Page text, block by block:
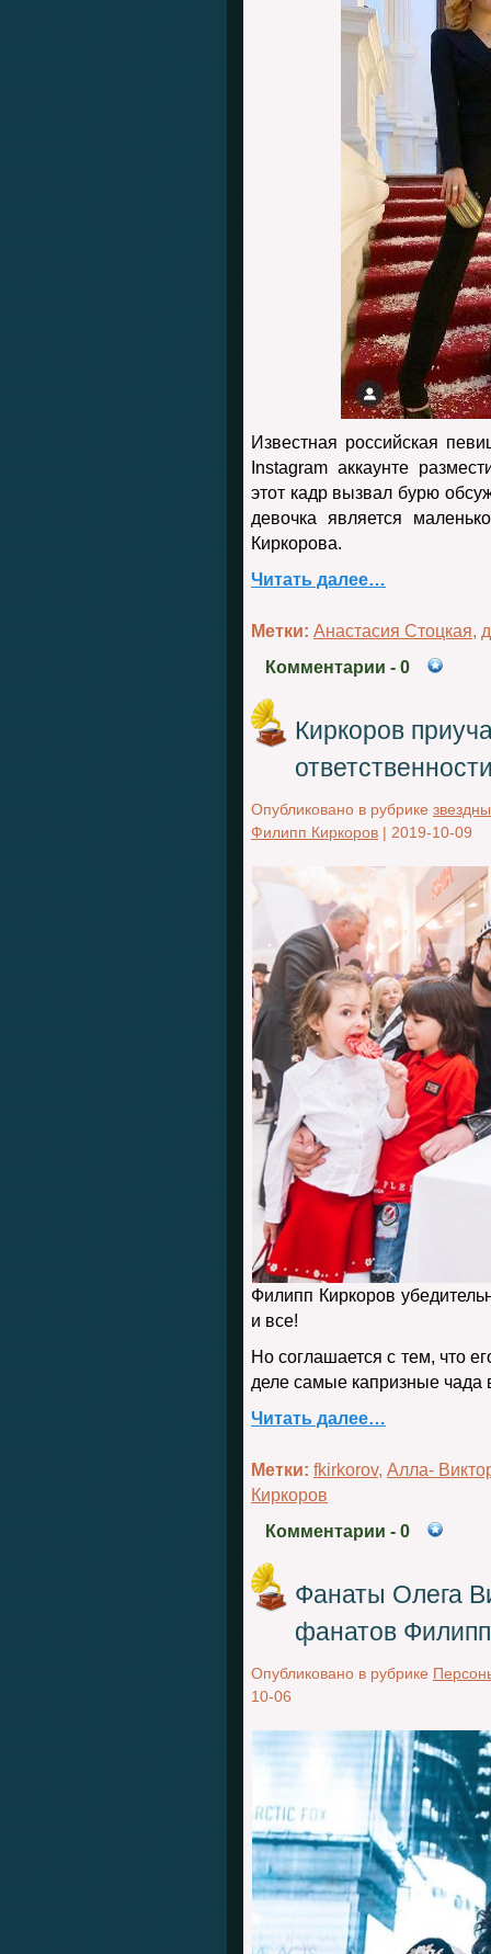
Известная российская
Instagram аккаунте
этот кадр вызвал бурю
девочка является
Киркорова.
Читать далее…
Метки: Анастасия Стоцкая,
Комментарии - 0
Киркоров
Опубликовано в рубрике
Филипп Киркоров | 2019-10-09
Филипп Киркоров
и все!
Но соглашается с тем, что
деле самые капризные чада
Читать далее…
Метки: fkirkorov, Алла-
Киркоров
Комментарии - 0
Фанаты Олега
фанатов
Опубликовано в рубрике
10-06